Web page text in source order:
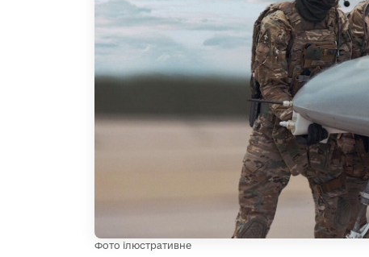
Фото ілюстративне